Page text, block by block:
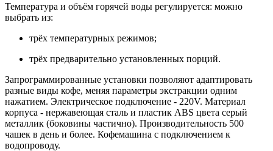
Температура и объём горячей воды регулируется: можно
выбрать из:
трёх температурных режимов;
трёх предварительно установленных порций.
Запрограммированные установки позволяют адаптировать
разные виды кофе, меняя параметры экстракции одним
нажатием. Электрическое подключение - 220V. Материал
корпуса - нержавеющая сталь и пластик ABS цвета серый
металлик (боковины частично). Производительность 500
чашек в день и более. Кофемашина с подключением к
водопроводу.